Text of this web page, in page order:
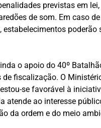
previstas em
de som. Em caso de
estabelecimentos poderão
o apoio do 40º
de fiscalização. O
se favorável à
atende ao interesse
da ordem e do meio